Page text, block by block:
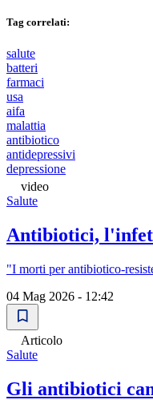
Tag correlati:
salute
batteri
farmaci
usa
aifa
malattia
antibiotico
antidepressivi
depressione
video
Salute
Antibiotici,
"I morti per antibiotico-
04 Mag 2026 - 12:42
Articolo
Salute
Gli antibiotici